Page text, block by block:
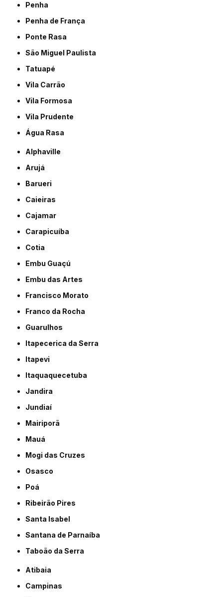
Penha
Penha de França
Ponte Rasa
São Miguel Paulista
Tatuapé
Vila Carrão
Vila Formosa
Vila Prudente
Água Rasa
Alphaville
Arujá
Barueri
Caieiras
Cajamar
Carapicuíba
Cotia
Embu Guaçú
Embu das Artes
Francisco Morato
Franco da Rocha
Guarulhos
Itapecerica da Serra
Itapevi
Itaquaquecetuba
Jandira
Jundiaí
Mairiporã
Mauá
Mogi das Cruzes
Osasco
Poá
Ribeirão Pires
Santa Isabel
Santana de Parnaíba
Taboão da Serra
Atibaia
Campinas